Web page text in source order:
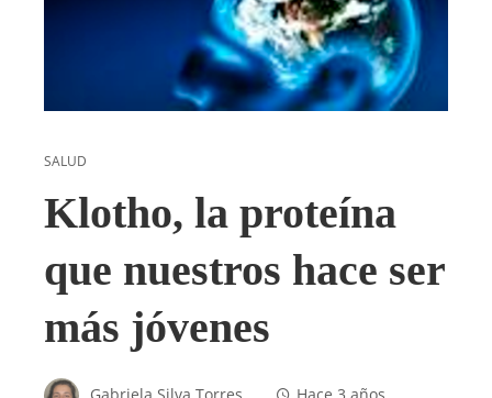
SALUD
Klotho, la proteína
que nuestros hace ser
más jóvenes